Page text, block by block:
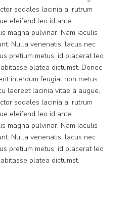
sodales lacinia a, rutrum
eleifend leo id ante
magna pulvinar. Nam iaculis
Nulla venenatis, lacus nec
pretium metus, id placerat leo
platea dictumst. Donec
interdum feugiat non metus.
laoreet lacinia vitae a augue.
sodales lacinia a, rutrum
eleifend leo id ante
magna pulvinar. Nam iaculis
Nulla venenatis, lacus nec
pretium metus, id placerat leo
platea dictumst.